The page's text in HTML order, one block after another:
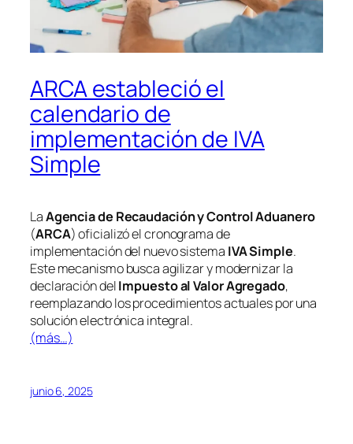
ARCA estableció el
calendario de
implementación de IVA
Simple
LaAgencia de Recaudación y Control Aduanero
(ARCA) oficializó el cronograma de
implementación del nuevo sistema IVA Simple.
Este mecanismo busca agilizar y modernizar la
declaración delImpuesto al Valor Agregado,
reemplazando los procedimientos actuales por una
solución electrónica integral.
(más…)
junio 6, 2025